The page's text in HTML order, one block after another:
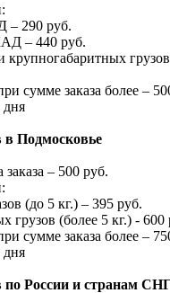
– 290 руб.
– 440 руб.
крупногабаритных
сумме заказа более –
дня
в Подмосковье
– 500 руб.
(до 5 кг.) – 395 руб.
грузов (более 5 кг.) - 600
сумме заказа более –
дня
по России и странам